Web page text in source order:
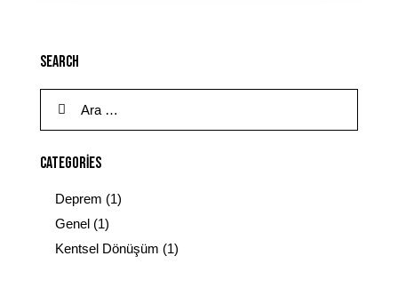
SEARCH
CATEGORIES
Deprem (1)
Genel (1)
Kentsel Dönüşüm (1)